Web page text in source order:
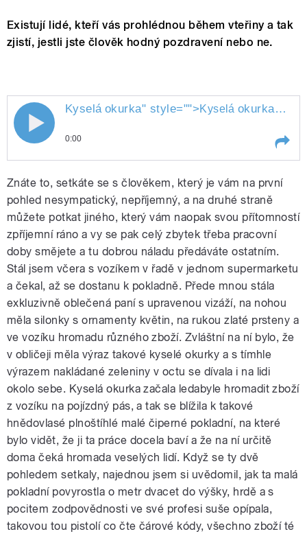
Existují lidé, kteří vás prohlédnou během vteřiny a tak
zjistí, jestli jste člověk hodný pozdravení nebo ne.
pause
Kyselá okurka" style="">Kyselá okurka"
0:00
Znáte to, setkáte se s člověkem, který je vám na první
pohled nesympatický, nepříjemný, a na druhé straně
můžete potkat jiného, který vám naopak svou přítomností
zpříjemní ráno a vy se pak celý zbytek třeba pracovní
doby smějete a tu dobrou náladu předáváte ostatním.
Stál jsem včera s vozíkem v řadě v jednom supermarketu
a čekal, až se dostanu k pokladně. Přede mnou stála
exkluzivně oblečená paní s upravenou vizáží, na nohou
měla silonky s ornamenty květin, na rukou zlaté prsteny a
ve vozíku hromadu různého zboží. Zvláštní na ní bylo, že
v obličeji měla výraz takové kyselé okurky a s tímhle
výrazem nakládané zeleniny v octu se dívala i na lidi
okolo sebe. Kyselá okurka začala ledabyle hromadit zboží
z vozíku na pojízdný pás, a tak se blížila k takové
hnědovlasé plnoštíhlé malé čiperné pokladní, na které
bylo vidět, že ji ta práce docela baví a že na ní určitě
doma čeká hromada veselých lidí. Když se ty dvě
pohledem setkaly, najednou jsem si uvědomil, jak ta malá
pokladní povyrostla o metr dvacet do výšky, hrdě a s
pocitem zodpovědnosti ve své profesi suše opípala,
takovou tou pistolí co čte čárové kódy, všechno zboží té